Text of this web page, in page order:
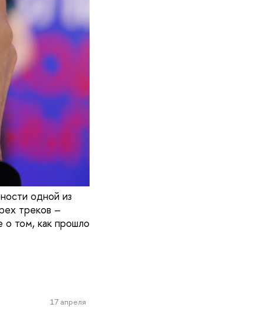
одной из
треков –
о том, как прошло
17 апреля